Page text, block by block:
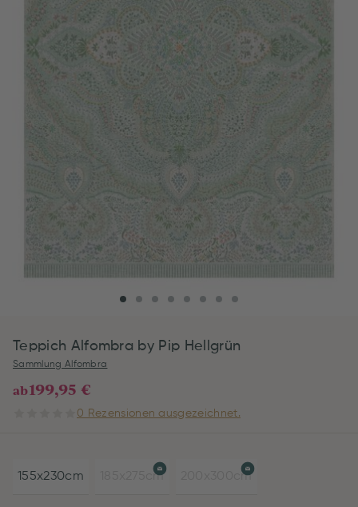
Teppich Alfombra by Pip Hellgrün
Sammlung Alfombra
ab199,95 €
0 Rezensionen ausgezeichnet.
155x230cm 185x275cm 200x300cm